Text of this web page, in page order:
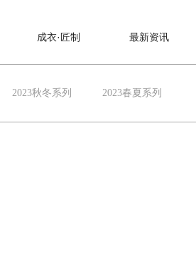
成衣·匠制 最新资讯
2023秋冬系列 2023春夏系列